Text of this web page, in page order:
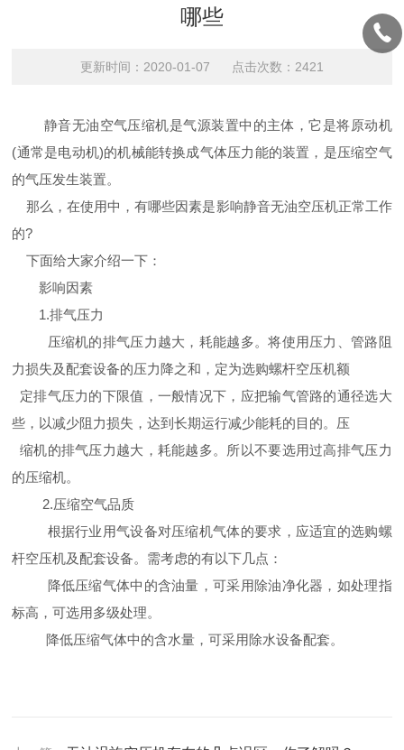
哪些
更新时间：2020-01-07 点击次数：2421
静音无油空气压缩机是气源装置中的主体，它是将原动机
(通常是电动机)的机械能转换成气体压力能的装置，是压缩空气
的气压发生装置。
那么，在使用中，有哪些因素是影响静音无油空压机正常工作
的?
下面给大家介绍一下：
影响因素
1.排气压力
压缩机的排气压力越大，耗能越多。将使用压力、管路阻
力损失及配套设备的压力降之和，定为选购螺杆空压机额
定排气压力的下限值，一般情况下，应把输气管路的通径选大
些，以减少阻力损失，达到长期运行减少能耗的目的。压
缩机的排气压力越大，耗能越多。所以不要选用过高排气压力
的压缩机。
2.压缩空气品质
根据行业用气设备对压缩机气体的要求，应适宜的选购螺
杆空压机及配套设备。需考虑的有以下几点：
降低压缩气体中的含油量，可采用除油净化器，如处理指
标高，可选用多级处理。
降低压缩气体中的含水量，可采用除水设备配套。